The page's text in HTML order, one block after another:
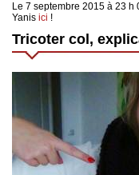
Le 7 septembre 2015 à 23 h
Yanis ici !
Tricoter col,